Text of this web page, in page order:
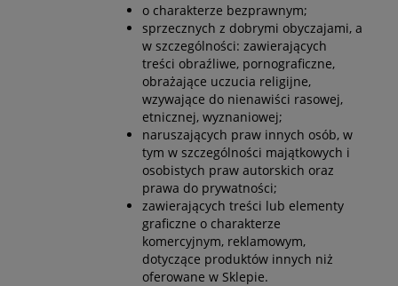
o charakterze bezprawnym;
sprzecznych z dobrymi obyczajami, a
w szczególności: zawierających
treści obraźliwe, pornograficzne,
obrażające uczucia religijne,
wzywające do nienawiści rasowej,
etnicznej, wyznaniowej;
naruszających praw innych osób, w
tym w szczególności majątkowych i
osobistych praw autorskich oraz
prawa do prywatności;
zawierających treści lub elementy
graficzne o charakterze
komercyjnym, reklamowym,
dotyczące produktów innych niż
oferowane w Sklepie.